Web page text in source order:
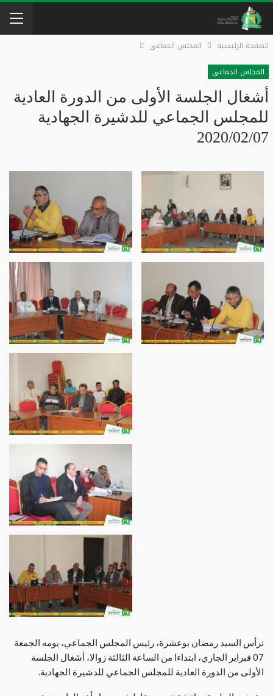
الصفحة الرئيسية
المجلس الجماعي
المجلس الجماعي
أشغال الجلسة الأولى من الدورة العادية
للمجلس الجماعي للدشيرة الجهادية
2020/02/07
ترأس السيد رمضان بوعشرة، رئيس المجلس الجماعي، يومه الجمعة
07 فبراير الجاري، ابتداءا من الساعة الثالثة زوالا، أشغال الجلسة
الأولى من الدورة العادية للمجلس الجماعي للدشيرة الجهادية.